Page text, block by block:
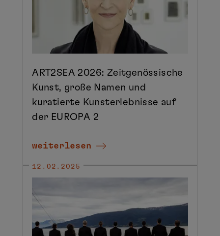
ART2SEA 2026: Zeitgenössische
Kunst, große Namen und
kuratierte Kunsterlebnisse auf
der EUROPA 2
weiterlesen
12.02.2025